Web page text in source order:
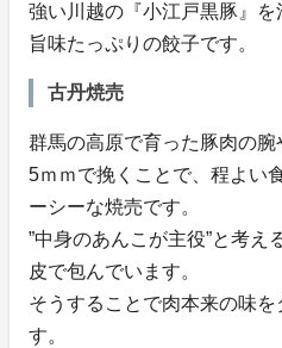
強い川越の『小江戸黒豚』
旨味たっぷりの餃子です。
古丹焼売
群馬の高原で育った豚肉の
5ｍｍで挽くことで、程よい
ーシーな焼売です。
”中身のあんこが主役”と考え
皮で包んでいます。
そうすることで肉本来の味
す。